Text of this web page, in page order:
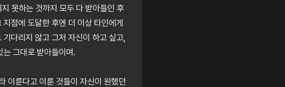
못하는 것까지 모두 다 받아들인 후
점에 도달한 후엔 더 이상 타인에게
다리지 않고 그저 자신이 하고 싶고,
그대로 받아들이며.
이룬다고 이룬 것들이 자신이 원했던